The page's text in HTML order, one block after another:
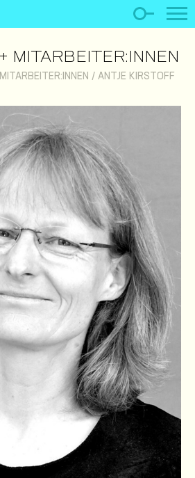
MITARBEITER:INNEN
/ ANTJE KIRSTOFF